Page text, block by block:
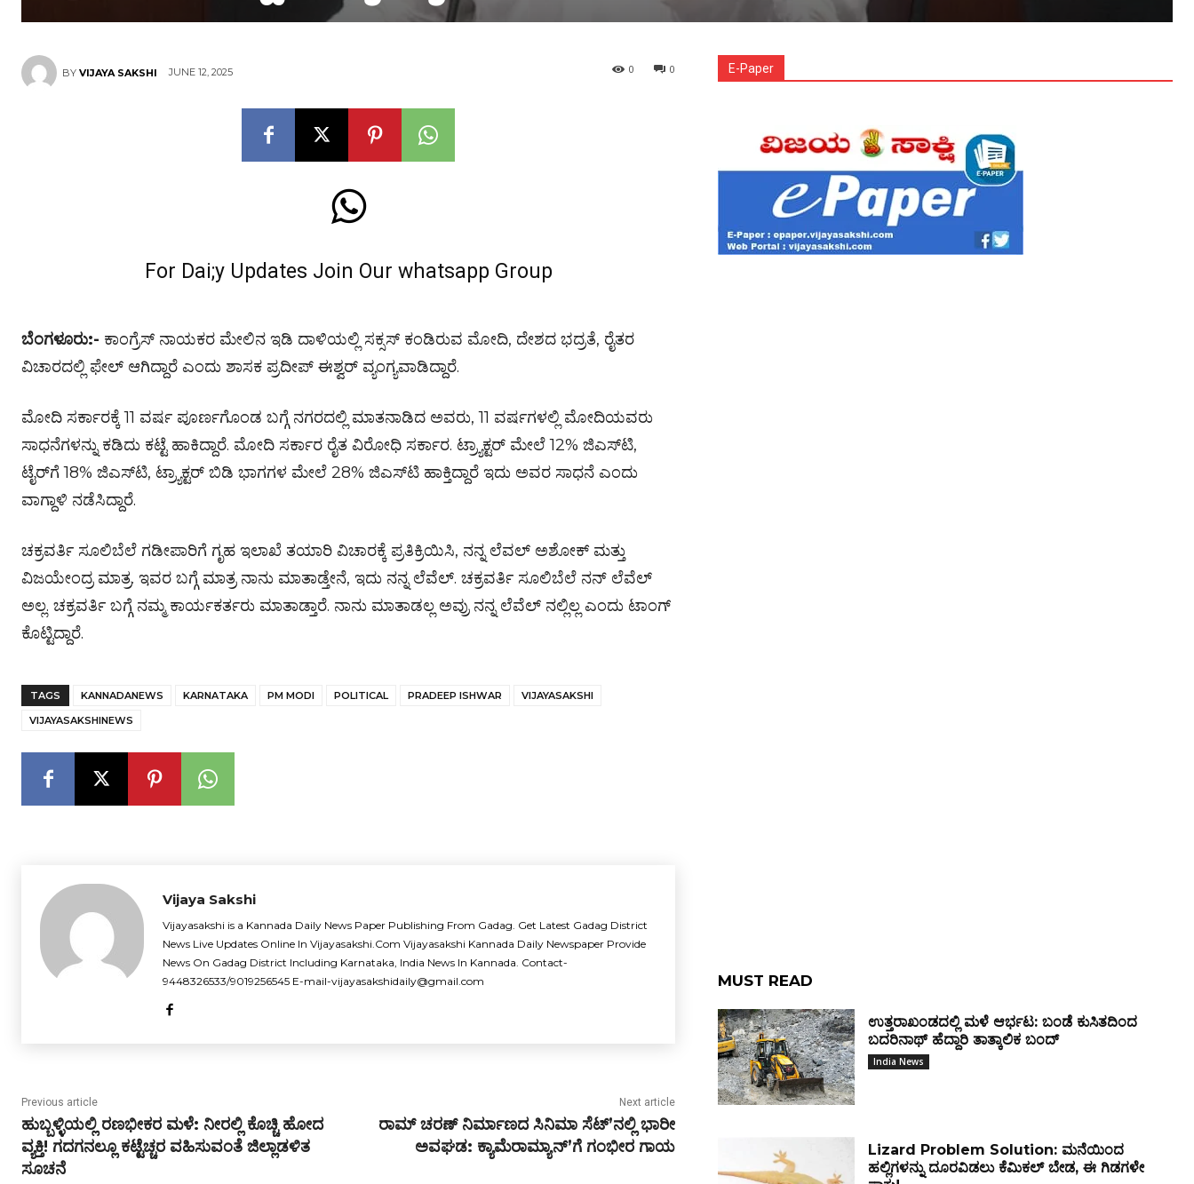
BY VIJAYA SAKSHI JUNE 12, 2025 0
0
For Dai;y Updates Join Our whatsapp Group
ಬೆಂಗಳೂರು:- ಕಾಂಗ್ರೆಸ್ ನಾಯಕರ ಮೇಲಿನ ಇಡಿ ದಾಳಿಯಲ್ಲಿ ಸಕ್ಸಸ್ ಕಂಡಿರುವ ಮೋದಿ, ದೇಶದ ಭದ್ರತೆ, ರೈತರ
ವಿಚಾರದಲ್ಲಿ ಫೇಲ್ ಆಗಿದ್ದಾರೆ ಎಂದು ಶಾಸಕ ಪ್ರದೀಪ್ ಈಶ್ವರ್ ವ್ಯಂಗ್ಯವಾಡಿದ್ದಾರೆ.
ಮೋದಿ ಸರ್ಕಾರಕ್ಕೆ 11 ವರ್ಷ ಪೂರ್ಣಗೊಂಡ ಬಗ್ಗೆ ನಗರದಲ್ಲಿ ಮಾತನಾಡಿದ ಅವರು, 11 ವರ್ಷಗಳಲ್ಲಿ ಮೋದಿಯವರು
ಸಾಧನೆಗಳನ್ನು ಕಡಿದು ಕಟ್ಟೆ ಹಾಕಿದ್ದಾರೆ. ಮೋದಿ ಸರ್ಕಾರ ರೈತ ವಿರೋಧಿ ಸರ್ಕಾರ. ಟ್ರ್ಯಾಕ್ಟರ್‌ ಮೇಲೆ 12% ಜಿಎಸ್‌ಟಿ,
ಟೈರ್‌ಗೆ 18% ಜಿಎಸ್‌ಟಿ, ಟ್ರ್ಯಾಕ್ಟರ್‌ ಬಿಡಿ ಭಾಗಗಳ ಮೇಲೆ 28% ಜಿಎಸ್‌ಟಿ ಹಾಕ್ತಿದ್ದಾರೆ ಇದು ಅವರ ಸಾಧನೆ ಎಂದು
ವಾಗ್ದಾಳಿ ನಡೆಸಿದ್ದಾರೆ.
ಚಕ್ರವರ್ತಿ ಸೂಲಿಬೆಲೆ ಗಡೀಪಾರಿಗೆ ಗೃಹ ಇಲಾಖೆ ತಯಾರಿ ವಿಚಾರಕ್ಕೆ ಪ್ರತಿಕ್ರಿಯಿಸಿ, ನನ್ನ ಲೆವಲ್ ಅಶೋಕ್ ಮತ್ತು
ವಿಜಯೇಂದ್ರ ಮಾತ್ರ. ಇವರ ಬಗ್ಗೆ ಮಾತ್ರ ನಾನು ಮಾತಾಡ್ತೇನೆ, ಇದು ನನ್ನ ಲೆವೆಲ್. ಚಕ್ರವರ್ತಿ ಸೂಲಿಬೆಲೆ ನನ್ ಲೆವೆಲ್
ಅಲ್ಲ. ಚಕ್ರವರ್ತಿ ಬಗ್ಗೆ ನಮ್ಮ ಕಾರ್ಯಕರ್ತರು ಮಾತಾಡ್ತಾರೆ. ನಾನು ಮಾತಾಡಲ್ಲ ಅವ್ರು ನನ್ನ ಲೆವೆಲ್ ನಲ್ಲಿಲ್ಲ ಎಂದು ಟಾಂಗ್‌
ಕೊಟ್ಟಿದ್ದಾರೆ.
TAGS KANNADANEWS KARNATAKA PM MODI POLITICAL PRADEEP ISHWAR
VIJAYASAKSHI
VIJAYASAKSHINEWS
Vijaya Sakshi
Vijayasakshi is a Kannada Daily News Paper Publishing From Gadag. Get Latest Gadag District
News Live Updates Online In Vijayasakshi.Com Vijayasakshi Kannada Daily Newspaper Provide
News On Gadag District Including Karnataka, India News In Kannada. Contact-
9448326533/9019256545 E-mail-vijayasakshidaily@gmail.com
Previous article
ಹುಬ್ಬಳ್ಳಿಯಲ್ಲಿ ರಣಭೀಕರ ಮಳೆ: ನೀರಲ್ಲಿ ಕೊಚ್ಚಿ ಹೋದ
ವ್ಯಕ್ತಿ! ಗದಗನಲ್ಲೂ ಕಟ್ಟೆಚ್ಚರ ವಹಿಸುವಂತೆ ಜಿಲ್ಲಾಡಳಿತ
ಸೂಚನೆ
Next article
ರಾಮ್ ಚರಣ್ ನಿರ್ಮಾಣದ ಸಿನಿಮಾ ಸೆಟ್’ನಲ್ಲಿ ಭಾರೀ
ಅವಘಡ: ಕ್ಯಾಮೆರಾಮ್ಯಾನ್’ಗೆ ಗಂಭೀರ ಗಾಯ
E-Paper
MUST READ
ಉತ್ತರಾಖಂಡದಲ್ಲಿ ಮಳೆ ಆರ್ಭಟ: ಬಂಡೆ ಕುಸಿತದಿಂದ
ಬದರಿನಾಥ್ ಹೆದ್ದಾರಿ ತಾತ್ಕಾಲಿಕ ಬಂದ್
India News
Lizard Problem Solution: ಮನೆಯಿಂದ
ಹಲ್ಲಿಗಳನ್ನು ದೂರವಿಡಲು ಕೆಮಿಕಲ್ ಬೇಡ, ಈ ಗಿಡಗಳೇ